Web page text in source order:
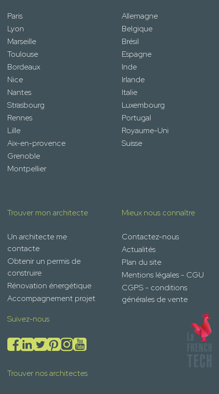
Paris
Lyon
Marseille
Toulouse
Bordeaux
Nice
Nantes
Strasbourg
Rennes
Lille
Aix-en-provence
Grenoble
Montpellier
Allemagne
Belgique
Brésil
Espagne
Inde
Irlande
Italie
Luxembourg
Portugal
Royaume-Uni
Suisse
Trouver mon architecte
Un architecte me
contacte
Obtenir un permis de
construire
Rénovation énergétique
Accompagnement projet
Mieux nous connaître
Contactez-nous
Actualités
Plan du site
Mentions légales - CGU
CGPS - conditions
générales de vente
Suivez-nous
Trouver nos architectes